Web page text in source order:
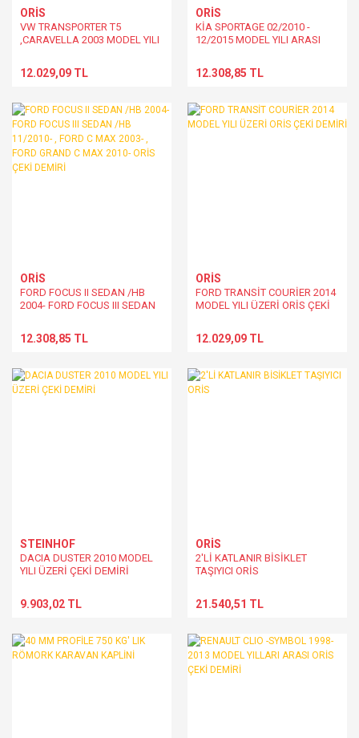
ORİS
VW TRANSPORTER T5
,CARAVELLA 2003 MODEL YILI
12.029,09 TL
ORİS
KİA SPORTAGE 02/2010 -
12/2015 MODEL YILI ARASI
12.308,85 TL
ORİS
FORD FOCUS II SEDAN /HB
2004- FORD FOCUS III SEDAN
2003- , FORD GRAND C MAX
2010- ORİS ÇEKİ DEMİRİ
12.308,85 TL
ORİS
FORD TRANSİT COURİER 2014
MODEL YILI ÜZERİ ORİS ÇEKİ
12.029,09 TL
STEINHOF
DACIA DUSTER 2010 MODEL
YILI ÜZERİ ÇEKİ DEMİRİ
9.903,02 TL
ORİS
2'Lİ KATLANIR BİSİKLET
TAŞIYICI ORİS
21.540,51 TL